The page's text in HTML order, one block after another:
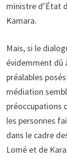
ministre d’État
Kamara.
Mais, si le
évidemment dû
préalables
médiation
préoccupations
les personnes
dans le cadre
Lomé et de